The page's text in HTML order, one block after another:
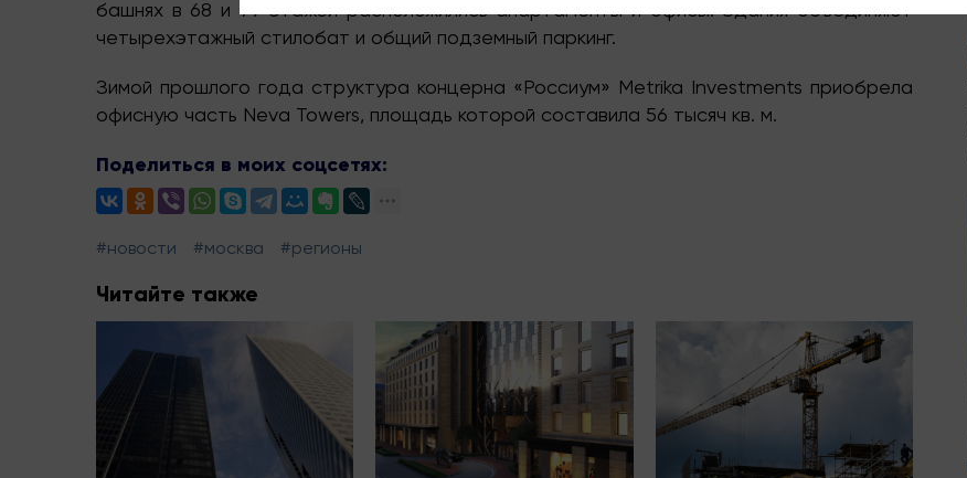
башнях в 68 и 79 этажейрасположилисьапартаменты и офисы. Зданияобъединяют
четырехэтажный стилобат и общий подземный паркинг.
Зимой прошлого года структура концерна « Россиум» Metrika Investments приобрела
офисную часть Neva Towers, площадь которой составила 56 тысяч кв. м.
Поделиться в моих соцсетях:
#новости #москва #регионы
Читайте также